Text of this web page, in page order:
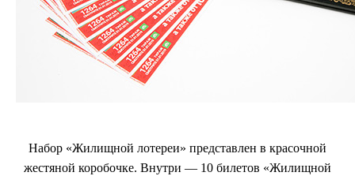
Набор «Жилищной лотереи» представлен в красочной
жестяной коробочке. Внутри — 10 билетов «Жилищной